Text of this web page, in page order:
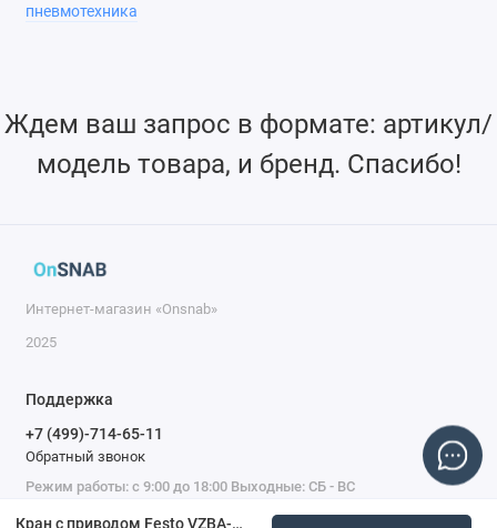
Кран с приводом Festo VZBA-11/2-GGG-63-32T-F0405-V4V4T-PS90-R-90-4-C 1915750
пневмотехника
Ждем ваш запрос в формате: артикул/
модель товара, и бренд. Спасибо!
Интернет-магазин «Onsnab»
2025
Поддержка
+7 (499)-714-65-11
Обратный звонок
Режим работы: с 9:00 до 18:00 Выходные: СБ - ВС